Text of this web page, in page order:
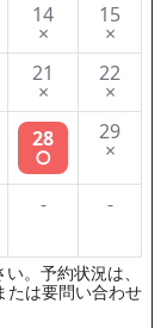
14
×
15
×
21
×
22
×
28
○
29
×
- -
。予約状況は、
たは要問い合わせ